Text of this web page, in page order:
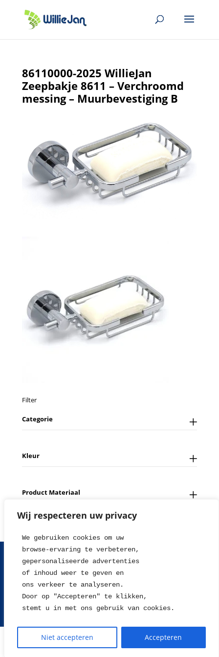
Wij respecteren uw privacy
We gebruiken cookies om uw
browse-ervaring te verbeteren,
gepersonaliseerde advertenties
of inhoud weer te geven en
ons verkeer te analyseren.
Door op "Accepteren" te klikken,
stemt u in met ons gebruik van cookies.
Niet accepteren Accepteren
86110000-2025 WillieJan
Zeepbakje 8611 – Verchroomd
messing – Muurbevestiging B
Filter
Categorie
Kleur
Product Materiaal
Contact
Tips en Nieuws
Herroepingsrecht
Retour sturen
Algemene voorwaarden
Disclaimer
2004 - 2026 © WillieJan®
De waardering van www.williejan.com bij WebwinkelKeur Reviews
9.3/10 gebaseerd op 678 reviews.